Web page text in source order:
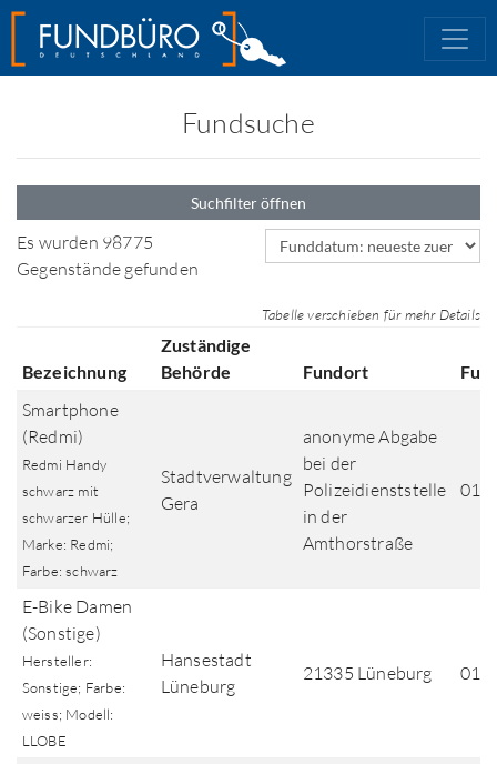
Fundsuche
Suchfilter öffnen
Es wurden 98775
Gegenstände gefunden
Sortierfeld
Tabelle verschieben für mehr Details
Bezeichnung
Zuständige
Behörde
Fundort
Smartphone
(Redmi)
Redmi Handy
schwarz mit
schwarzer Hülle;
Marke: Redmi;
Farbe: schwarz
Stadtverwaltung
Gera
anonyme Abgabe
bei der
Polizeidienststelle
in der
Amthorstraße
E-Bike Damen
(Sonstige)
Hersteller:
Sonstige; Farbe:
weiss; Modell:
LLOBE
Hansestadt
Lüneburg
21335 Lüneburg